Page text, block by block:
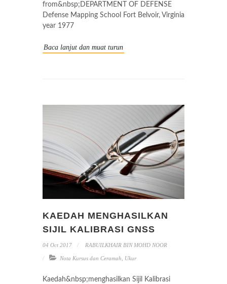
from&nbsp;DEPARTMENT OF DEFENSE
Defense Mapping School Fort Belvoir, Virginia
year 1977
Baca lanjut dan muat turun
KAEDAH MENGHASILKAN
SIJIL KALIBRASI GNSS
04 Oct 2017 RABUILKHAIR BIN MOHD NOOR
Nota Kursus dan Ceramah, Ukur
Kaedah&nbsp;menghasilkan Sijil Kalibrasi